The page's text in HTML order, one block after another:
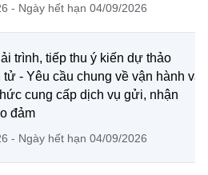
VÀ CÔNG NGHỆ
MST: Góp ý
học và Công nghệ (MST)
thông Khoa học và Công nghệ.
- Ngày hết hạn 04/09/2026
trình, tiếp thu ý kiến dự thảo
- Yêu cầu chung về vận hành và
cung cấp dịch vụ gửi, nhận
đảm
- Ngày hết hạn 04/09/2026